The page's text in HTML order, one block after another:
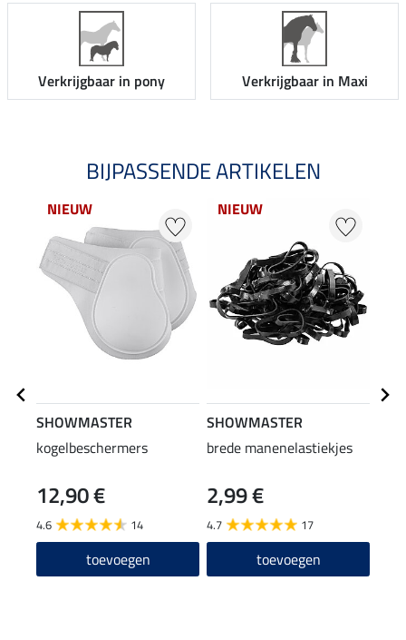
Verkrijgbaar in pony Verkrijgbaar in Maxi
BIJPASSENDE ARTIKELEN
NIEUW
SHOWMASTER
kogelbeschermers
12,90 €
4.6 14
toevoegen
NIEUW
SHOWMASTER
brede manenelastiekjes
2,99 €
4.7 17
toevoegen